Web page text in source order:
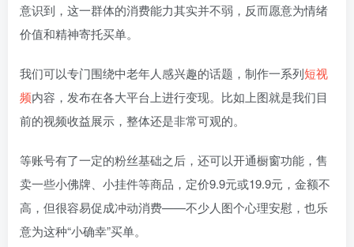
意识到，这一群体的消费能力其实并不弱，反而愿意为情绪
价值和精神寄托买单。
我们可以专门围绕中老年人感兴趣的话题，制作一系列短视
频内容，发布在各大平台上进行变现。比如上图就是我们目
前的视频收益展示，整体还是非常可观的。
等账号有了一定的粉丝基础之后，还可以开通橱窗功能，售
卖一些小佛牌、小挂件等商品，定价9.9元或19.9元，金额不
高，但很容易促成冲动消费——不少人图个心理安慰，也乐
意为这种“小确幸”买单。